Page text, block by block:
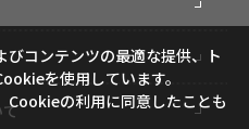
コンテンツの最適な提供、ト
を使用しています。
Cookieの利用に同意したことも